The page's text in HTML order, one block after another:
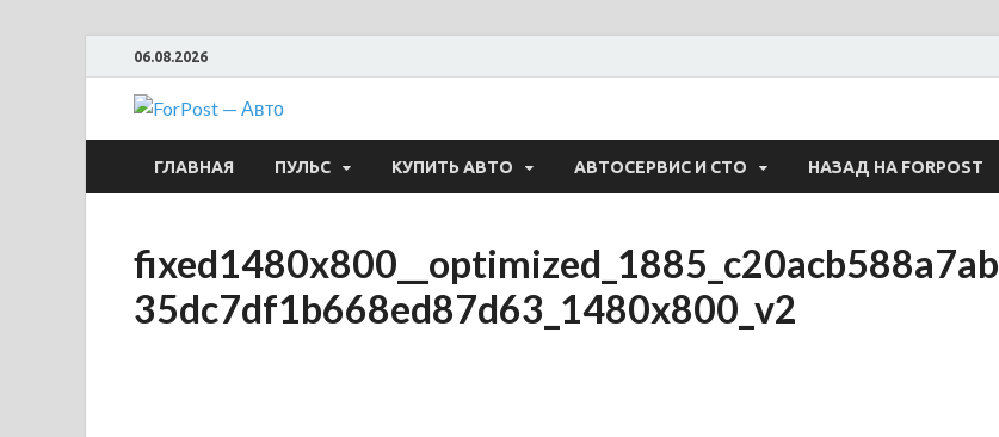
06.08.2026
ForPost — Авто
ГЛАВНАЯ ПУЛЬС КУПИТЬ АВТО АВТОСЕРВИС И СТО НАЗАД НА FORPOST
fixed1480x800__optimized_1885_c20acb588a7ab
35dc7df1b668ed87d63_1480x800_v2